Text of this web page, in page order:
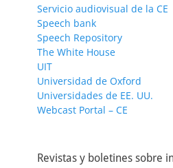
Servicio audiovisual de la CE
Speech bank
Speech Repository
The White House
UIT
Universidad de Oxford
Universidades de EE. UU.
Webcast Portal – CE
Revistas y boletines sobre